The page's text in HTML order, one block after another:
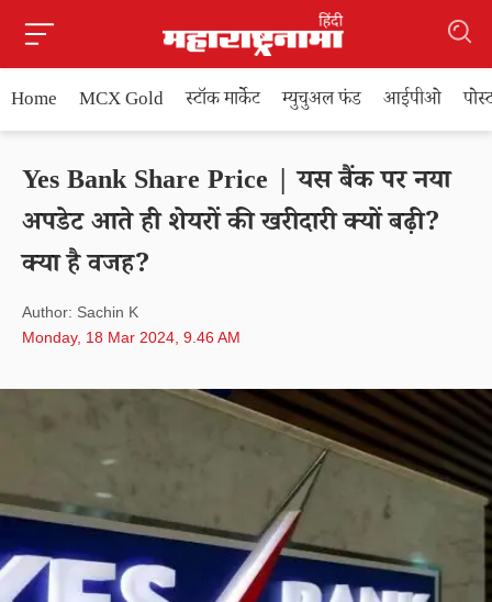
Home MCX Gold स्टॉक मार्केट म्युचुअल फंड आईपीओ
Yes Bank Share Price | यस बैंक पर नया
अपडेट आते ही शेयरों की खरीदारी क्यों बढ़ी?
क्या है वजह?
Author: Sachin K
Monday, 18 Mar 2024, 9.46 AM